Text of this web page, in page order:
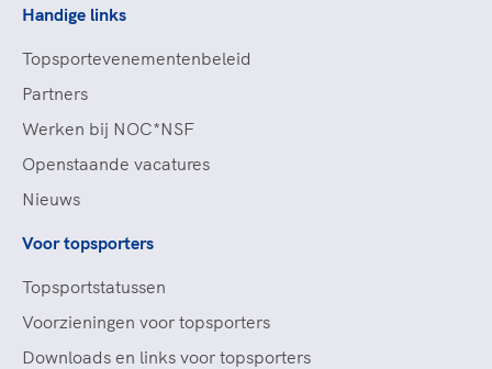
Handige links
Topsportevenementenbeleid
Partners
Werken bij NOC*NSF
Openstaande vacatures
Nieuws
Voor topsporters
Topsportstatussen
Voorzieningen voor topsporters
Downloads en links voor topsporters